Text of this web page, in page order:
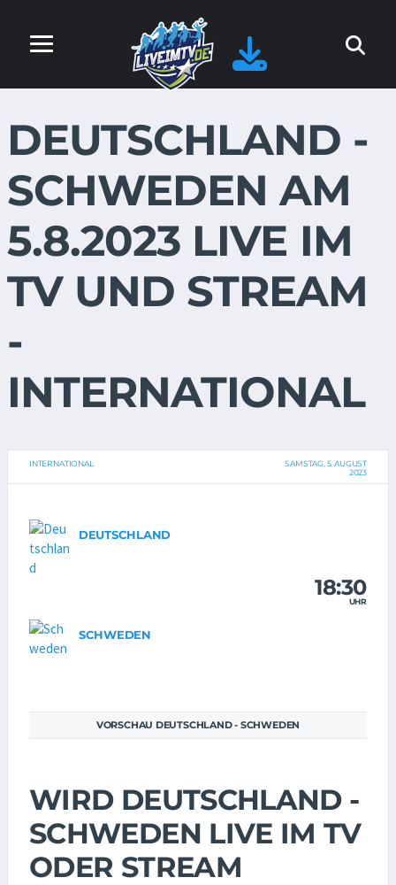
DEUTSCHLAND -
SCHWEDEN AM
5.8.2023 LIVE IM
TV UND STREAM
-
INTERNATIONAL
INTERNATIONAL
SAMSTAG, 5. AUGUST
2023
DEUTSCHLAND
18:30
UHR
SCHWEDEN
VORSCHAU DEUTSCHLAND - SCHWEDEN
WIRD DEUTSCHLAND -
SCHWEDEN LIVE IM TV
ODER STREAM